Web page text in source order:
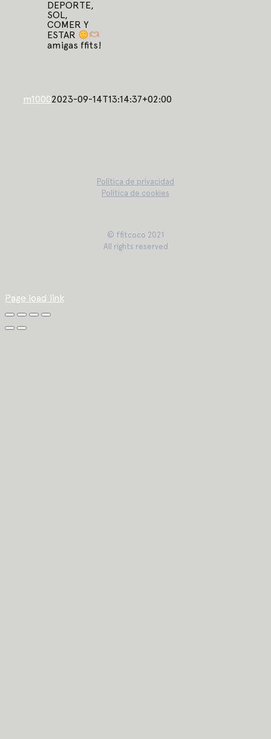
DEPORTE,
SOL,
COMER Y
ESTAR
amigas ffits!
m10002023-09-14T13:14:37+02:00
Política de privacidad
Política de cookies
© ffitcoco 2021
All rights reserved
Page load link